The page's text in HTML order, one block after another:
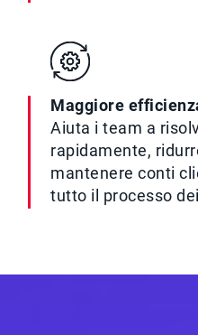
Maggiore
Aiuta i team a
rapidamente,
mantenere conti
tutto il processo